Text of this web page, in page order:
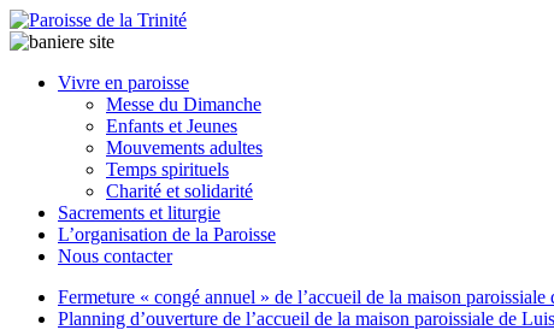
Vivre en paroisse
Messe du Dimanche
Enfants et Jeunes
Mouvements adultes
Temps spirituels
Charité et solidarité
Sacrements et liturgie
L’organisation de la Paroisse
Nous contacter
Fermeture « congé annuel » de l’accueil de la maison
Planning d’ouverture de l’accueil de la maison paroissiale de